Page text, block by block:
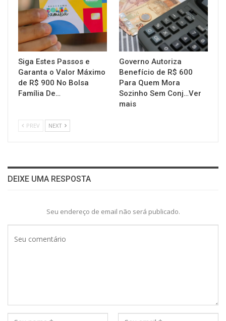
Siga Estes Passos e
Garanta o Valor Máximo
de R$ 900 No Bolsa
Família De…
Governo Autoriza
Benefício de R$ 600
Para Quem Mora
Sozinho Sem Conj…Ver
mais
PREV NEXT
DEIXE UMA RESPOSTA
Seu endereço de email não será publicado.